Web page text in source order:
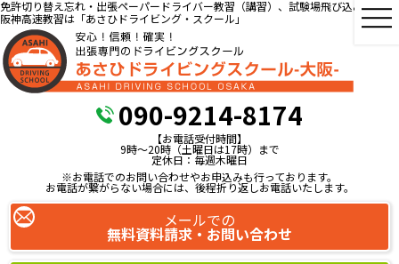
免許切り替え忘れ・出張ペーパードライバー教習（講習）、試験場飛び込み教習、
阪神高速教習は「あさひドライビング・スクール」
090-9214-8174
【お電話受付時間】
9時～20時（土曜日は17時）まで
定休日：毎週木曜日
※お電話でのお問い合わせやお申込みも行っております。
お電話が繋がらない場合には、後程折り返しお電話いたします。
メールでの
無料資料請求・お問い合わせ